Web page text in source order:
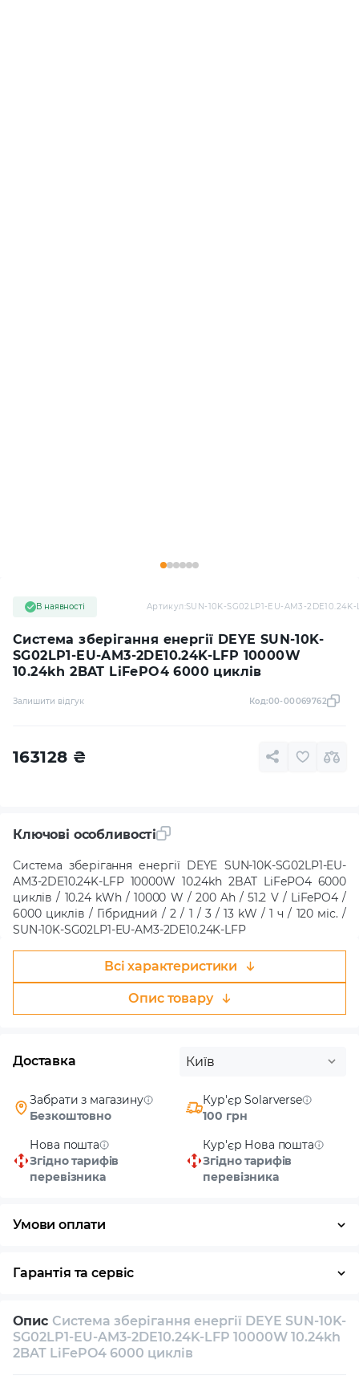
Система зберігання енергії DEYE SUN-10K-
SG02LP1-EU-AM3-2DE10.24K-LFP 10000W
10.24kh 2BAT LiFePO4 6000 циклів
В наявності Артикул:SUN-10K-SG02LP1-EU-AM3-2DE10.24K-
Залишити відгук Код:00-00069762
163128 ₴
Ключові особливості
Система зберігання енергії DEYE SUN-10K-SG02LP1-EU-
AM3-2DE10.24K-LFP 10000W 10.24kh 2BAT LiFePO4 6000
циклів / 10.24 kWh / 10000 W / 200 Ah / 51.2 V / LiFePO4 /
6000 циклів / Гібридний / 2 / 1 / 3 / 13 kW / 1 ч / 120 міс. /
SUN-10K-SG02LP1-EU-AM3-2DE10.24K-LFP
Всі характеристики
Опис товару
Доставка Київ
Забрати з магазину
Безкоштовно
Кур'єр Solarverse
100 грн
Нова пошта
Згідно тарифів
перевізника
Кур'єр Нова пошта
Згідно тарифів
перевізника
Умови оплати
Гарантія та сервіс
Власний сервісний центр Технічна підтримка
Консультація
Опис Система зберігання енергії DEYE SUN-10K-
SG02LP1-EU-AM3-2DE10.24K-LFP 10000W 10.24kh
2BAT LiFePO4 6000 циклів